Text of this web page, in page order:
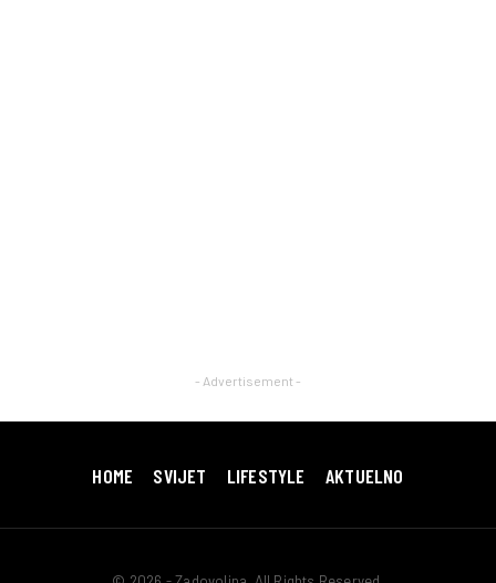
- Advertisement -
HOME SVIJET LIFESTYLE AKTUELNO